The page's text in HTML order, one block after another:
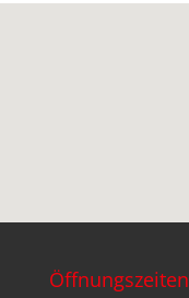
Öffnungszeiten